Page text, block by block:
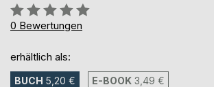
Bewertung::
0%
0 Bewertungen
erhältlich als:
BUCH 5,20 € E-BOOK 3,49 €